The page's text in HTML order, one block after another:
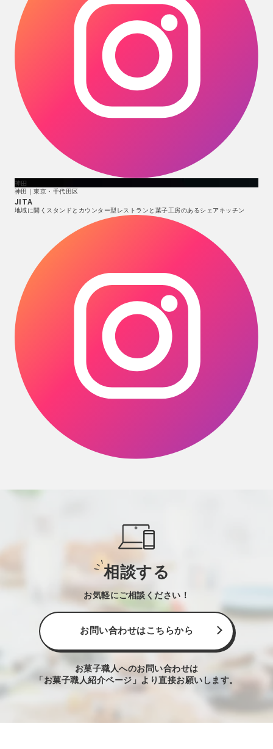
神田
神田｜東京・千代田区
JITA
地域に開くスタンドとカウンター型レストランと菓子工房のあるシェアキッチン
相談する
お気軽にご相談ください！
お問い合わせはこちらから
お菓子職人へのお問い合わせは
「お菓子職人紹介ページ」より直接お願いします。